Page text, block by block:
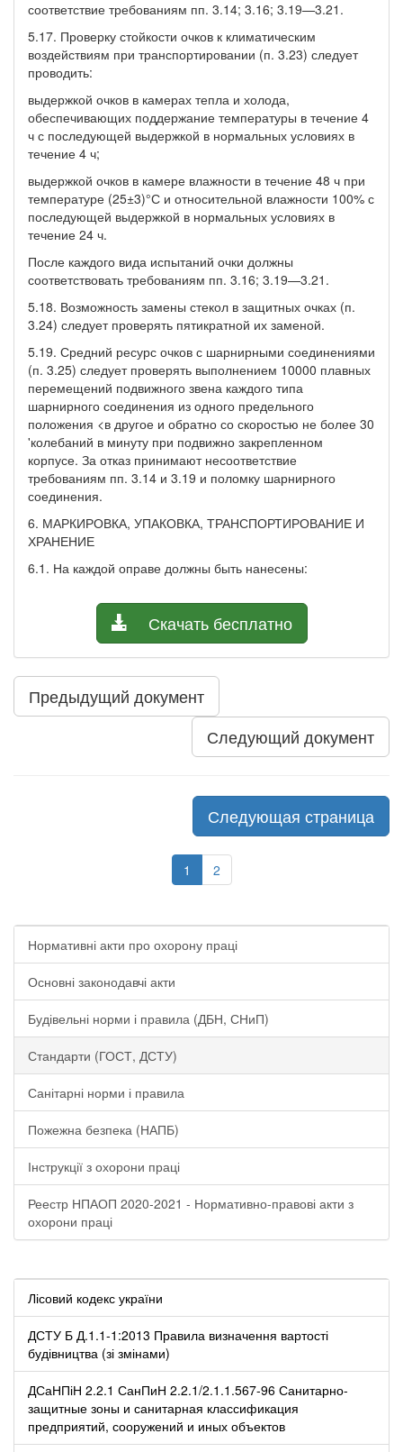
соответствие требованиям пп. 3.14; 3.16; 3.19—3.21.
5.17. Проверку стойкости очков к климатическим
воздействиям при транспортировании (п. 3.23) следует
проводить:
выдержкой очков в камерах тепла и холода,
обеспечивающих поддержание температуры в течение 4
ч с последующей выдержкой в нормальных условиях в
течение 4 ч;
выдержкой очков в камере влажности в течение 48 ч при
температуре (25±3)°С и относительной влажности 100% с
последующей выдержкой в нормальных условиях в
течение 24 ч.
После каждого вида испытаний очки должны
соответствовать требованиям пп. 3.16; 3.19—3.21.
5.18. Возможность замены стекол в защитных очках (п.
3.24) следует проверять пятикратной их заменой.
5.19. Средний ресурс очков с шарнирными соединениями
(п. 3.25) следует проверять выполнением 10000 плавных
перемещений подвижного звена каждого типа
шарнирного соединения из одного предельного
положения <в другое и обратно со скоростью не более 30
'колебаний в минуту при подвижно закрепленном
корпусе. За отказ принимают несоответствие
требованиям пп. 3.14 и 3.19 и поломку шарнирного
соединения.
6. МАРКИРОВКА, УПАКОВКА, ТРАНСПОРТИРОВАНИЕ И
ХРАНЕНИЕ
6.1. На каждой оправе должны быть нанесены:
Скачать бесплатно
Предыдущий документ
Следующий документ
Следующая страница
1 2
Нормативні акти про охорону праці
Основні законодавчі акти
Будівельні норми і правила (ДБН, СНиП)
Стандарти (ГОСТ, ДСТУ)
Санітарні норми і правила
Пожежна безпека (НАПБ)
Інструкції з охорони праці
Реестр НПАОП 2020-2021 - Нормативно-правові акти з
охорони праці
Лісовий кодекс україни
ДСТУ Б Д.1.1-1:2013 Правила визначення вартості
будівництва (зі змінами)
ДСаНПіН 2.2.1 СанПиН 2.2.1/2.1.1.567-96 Санитарно-
защитные зоны и санитарная классификация
предприятий, сооружений и иных объектов